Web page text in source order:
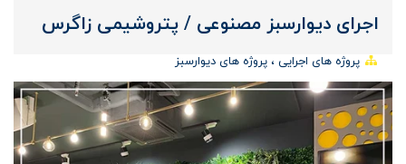
اجرای دیوارسبز مصنوعی / پتروشیمی زاگرس
پروژه های اجرایی پروژه های دیوارسبز